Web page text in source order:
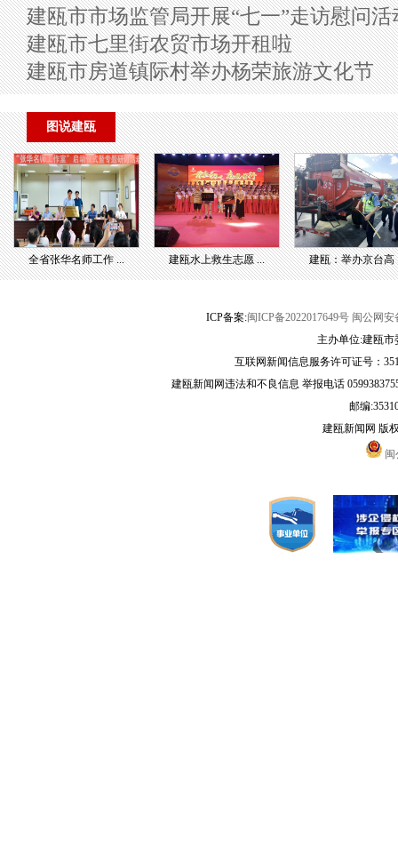
建瓯市市场监管局开展“七一”走访慰问活
建瓯市七里街农贸市场开租啦
建瓯市房道镇际村举办杨荣旅游文化节
图说建瓯
全省张华名师工作 ... 建瓯水上救生志愿 ... 建瓯：举办京台高
ICP备案:闽ICP备2022017649号 闽公网安
主办单位:建瓯
互联网新闻信息服务许可证号：
建瓯新闻网违法和不良信息 举报电话
邮编
建瓯新闻网 版
闽